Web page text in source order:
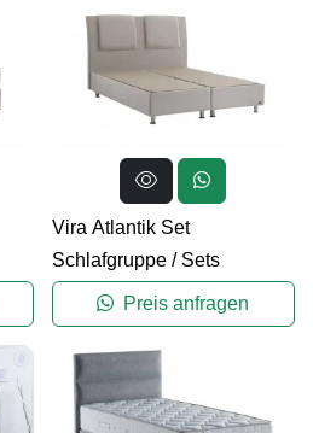
Vira Atlantik Set
Schlafgruppe/ Sets
Preis anfragen